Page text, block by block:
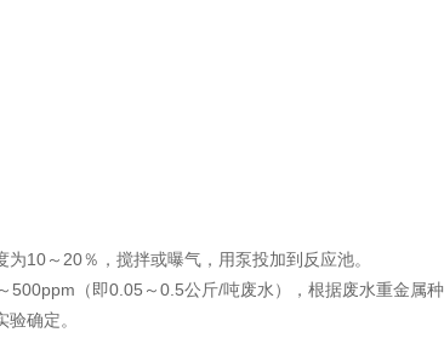
10～20％，搅拌或曝气，用泵投加到反应池。
（即0.05～0.5公斤/吨废水），根据废水重金属种
确定。